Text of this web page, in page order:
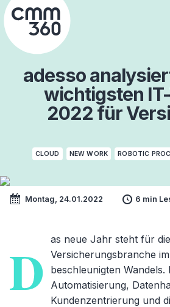
Skip
to
content
adesso
wichtigsten
2022 für
CLOUD NEW WORK ROBOTIC
Montag, 24.01.2022 6 min
D as neue Jahr steht für die
Versicherungsbranche
beschleunigten Wandels.
Automatisierung,
Kundenzentrierung und